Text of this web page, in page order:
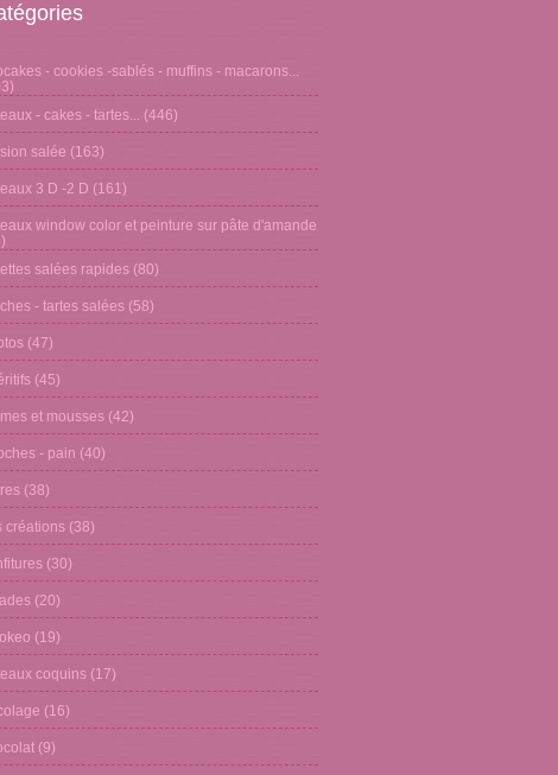
- cookies -sablés - muffins - macarons...
- cakes - tartes... (446)
salée (163)
3 D -2 D (161)
window color et peinture sur pâte d'amande
salées rapides (80)
- tartes salées (58)
(47)
(45)
et mousses (42)
- pain (40)
(38)
créations (38)
(30)
(20)
(19)
coquins (17)
(16)
(9)